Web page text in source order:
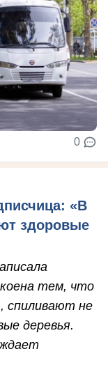
0
«В
здоровые
тем, что
спиливают не
деревья.